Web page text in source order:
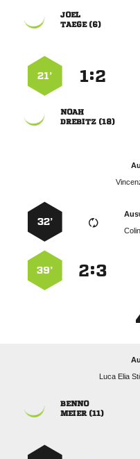

 
:
21’

 
32’
:
39’
 

 